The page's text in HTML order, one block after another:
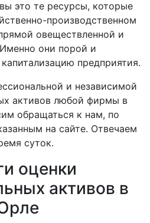
это те ресурсы, которые
производственном
овеществленной и
они порой и
предприятия.
и независимой
активов любой фирмы в
обращаться к нам, по
на сайте. Отвечаем
суток.
оценки
активов в